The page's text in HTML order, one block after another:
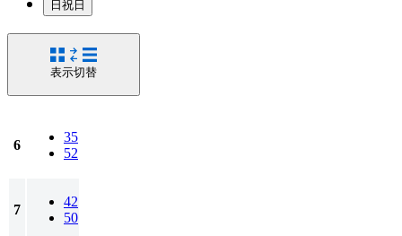
日祝日
表示切替
6
35
52
7
42
50